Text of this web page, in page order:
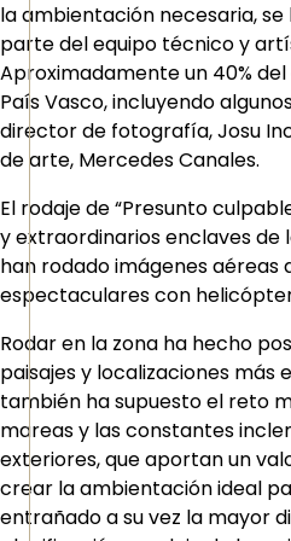
la ambientación necesaria,
parte del equipo técnico y
Aproximadamente un 40%
País Vasco, incluyendo
director de fotografía, Josu
de arte, Mercedes Canales.
El rodaje de “Presunto
y extraordinarios enclaves de
han rodado imágenes aéreas
espectaculares con
Rodar en la zona ha hecho
paisajes y localizaciones más
también ha supuesto el reto
mareas y las constantes
exteriores, que aportan un
crear la ambientación ideal
entrañado a su vez la mayor